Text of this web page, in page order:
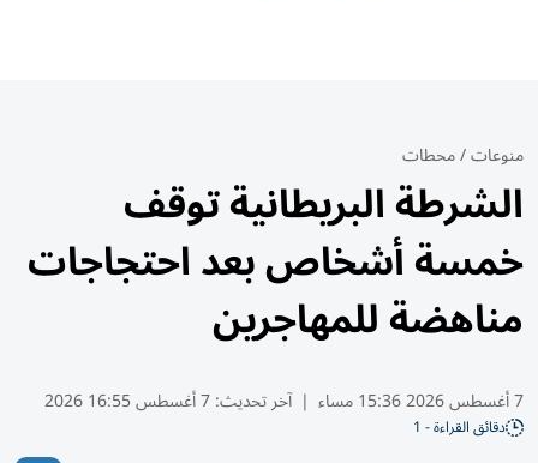
منوعات/محطات
الشرطة البريطانية توقف
خمسة أشخاص بعد احتجاجات
مناهضة للمهاجرين
7 أغسطس 2026 15:36 مساء | آخر تحديث:7 أغسطس 16:55 2026
دقائق القراءة - 1